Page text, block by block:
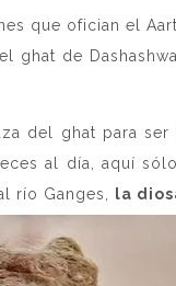
que ofician el
de
del ghat para
al día, aquí
río Ganges,
la